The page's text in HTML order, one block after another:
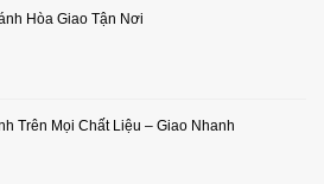
Hòa Giao Tận Nơi
Trên Mọi Chất Liệu – Giao Nhanh